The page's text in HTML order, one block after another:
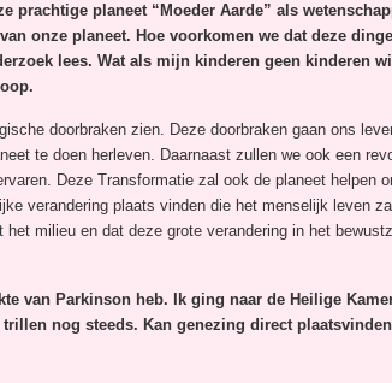
prachtige planeet “Moeder Aarde” als
onze planeet. Hoe voorkomen we dat deze
lees. Wat als mijn kinderen geen kinderen
doorbraken zien. Deze doorbraken gaan ons
te doen herleven. Daarnaast zullen we ook een
Deze Transformatie zal ook de planeet helpen
verandering plaats vinden die het menselijk leven
milieu en dat deze grote verandering in het
van Parkinson heb. Ik ging naar de Heilige
nog steeds. Kan genezing direct